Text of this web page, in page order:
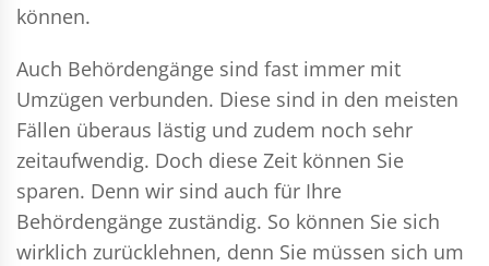
können.
Auch Behördengänge sind fast immer mit
Umzügen verbunden. Diese sind in den meisten
Fällen überaus lästig und zudem noch sehr
zeitaufwendig. Doch diese Zeit können Sie
sparen. Denn wir sind auch für Ihre
Behördengänge zuständig. So können Sie sich
wirklich zurücklehnen, denn Sie müssen sich um